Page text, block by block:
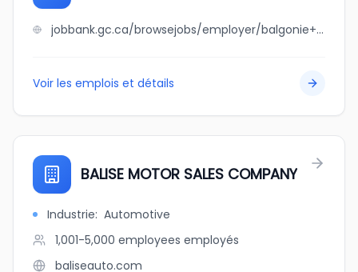
jobbank.gc.ca/browsejobs/employer/balgonie+tavern+and+restaurant/ca
Voir les emplois et détails
BALISE MOTOR SALES COMPANY
Industrie: Automotive
1,001-5,000 employees employés
baliseauto.com